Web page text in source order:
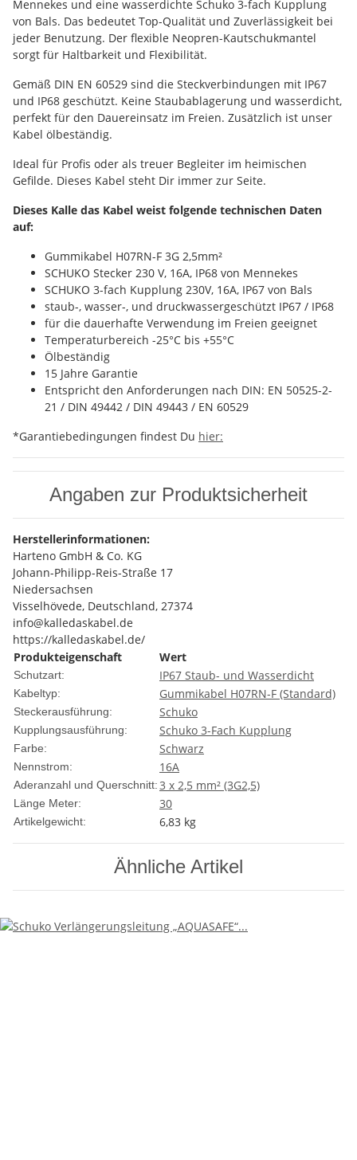
Mennekes und eine wasserdichte Schuko 3-fach Kupplung
von Bals. Das bedeutet Top-Qualität und Zuverlässigkeit bei
jeder Benutzung. Der flexible Neopren-Kautschukmantel
sorgt für Haltbarkeit und Flexibilität.
Gemäß DIN EN 60529 sind die Steckverbindungen mit IP67
und IP68 geschützt. Keine Staubablagerung und wasserdicht,
perfekt für den Dauereinsatz im Freien. Zusätzlich ist unser
Kabel ölbeständig.
Ideal für Profis oder als treuer Begleiter im heimischen
Gefilde. Dieses Kabel steht Dir immer zur Seite.
Dieses Kalle das Kabel weist folgende technischen Daten
auf:
Gummikabel H07RN-F 3G 2,5mm²
SCHUKO Stecker 230 V, 16A, IP68 von Mennekes
SCHUKO 3-fach Kupplung 230V, 16A, IP67 von Bals
staub-, wasser-, und druckwassergeschützt IP67 / IP68
für die dauerhafte Verwendung im Freien geeignet
Temperaturbereich -25°C bis +55°C
Ölbeständig
15 Jahre Garantie
Entspricht den Anforderungen nach DIN: EN 50525-2-
21 / DIN 49442 / DIN 49443 / EN 60529
*Garantiebedingungen findest Du hier:
Angaben zur Produktsicherheit
Herstellerinformationen:
Harteno GmbH & Co. KG
Johann-Philipp-Reis-Straße 17
Niedersachsen
Visselhövede, Deutschland, 27374
info@kalledaskabel.de
https://kalledaskabel.de/
Produkteigenschaft
Wert
Schutzart: IP67 Staub- und Wasserdicht
Kabeltyp: Gummikabel H07RN-F (Standard)
Steckerausführung: Schuko
Kupplungsausführung: Schuko 3-Fach Kupplung
Farbe: Schwarz
Nennstrom: 16A
Aderanzahl und Querschnitt:3 x 2,5 mm² (3G2,5)
Länge Meter: 30
Artikelgewicht: 6,83 kg
Ähnliche Artikel